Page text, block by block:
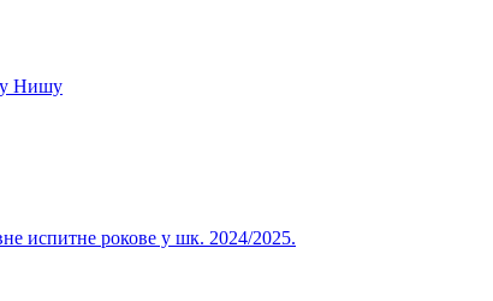
у Нишу
испитне рокове у шк. 2024/2025.